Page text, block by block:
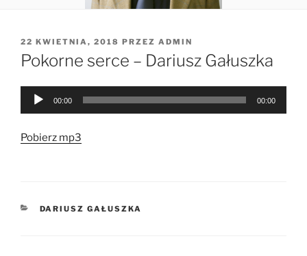
OPUBLIKOWANE
W
22 KWIETNIA, 2018 PRZEZ ADMIN
Pokorne serce – Dariusz Gałuszka
Odtwarzacz
00:00 00:00
Pobierz mp3
KATEGORIE
DARIUSZ GAŁUSZKA